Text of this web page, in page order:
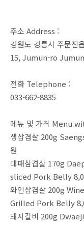
주소 Address :
강원도 강릉시 주문진
15, Jumun-ro
전화 Telephone :
033-662-8835
메뉴 및 가격 Menu
생삼겹살 200g
원
대패삼겹살 170g
sliced Pork Belly
와인삼겹살 200g
Grilled Pork Belly
돼지갈비 200g